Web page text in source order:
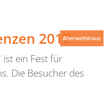
2017
ist ein Fest für
Die Besucher des
Allerweltshaus